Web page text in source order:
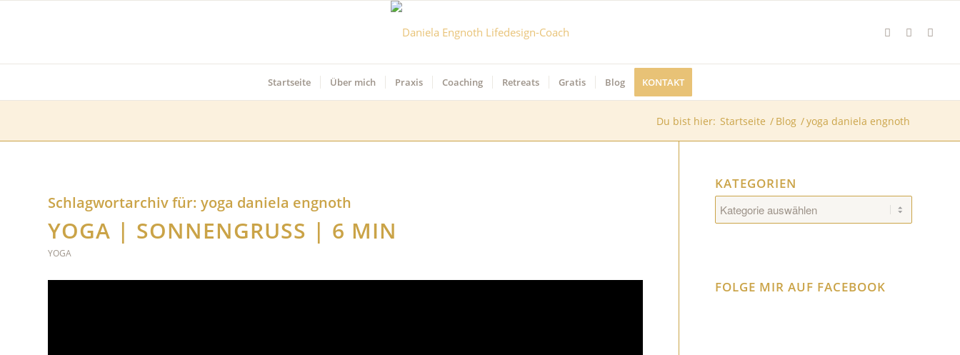
Startseite Über mich Praxis Coaching Retreats Gratis Blog KONTAKT
Du bist hier: Startseite / Blog /yoga daniela engnoth
Schlagwortarchiv für: yoga daniela engnoth
YOGA | SONNENGRUSS | 6 MIN
YOGA
KATEGORIEN
Kategorien
FOLGE MIR AUF FACEBOOK